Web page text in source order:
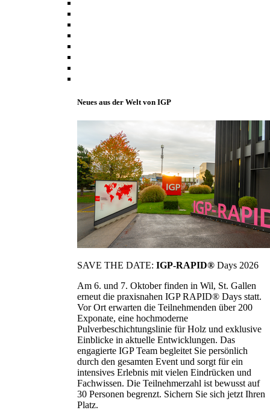
Neues aus der Welt von IGP
SAVE THE DATE: IGP-RAPID® Days 2026
Am 6. und 7. Oktober finden in Wil, St. Gallen
erneut die praxisnahen IGP RAPID® Days statt.
Vor Ort erwarten die Teilnehmenden über 200
Exponate, eine hochmoderne
Pulverbeschichtungslinie für Holz und exklusive
Einblicke in aktuelle Entwicklungen. Das
engagierte IGP Team begleitet Sie persönlich
durch den gesamten Event und sorgt für ein
intensives Erlebnis mit vielen Eindrücken und
Fachwissen. Die Teilnehmerzahl ist bewusst auf
30 Personen begrenzt. Sichern Sie sich jetzt Ihren
Platz.